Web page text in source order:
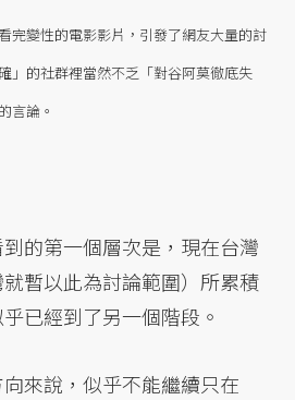
完變性的電影影片，引發了網友大量的討
」的社群裡當然不乏「對谷阿莫徹底失
言論。
的第一個層次是，現在台灣
就暫以此為討論範圍）所累積
已經到了另一個階段。
來說，似乎不能繼續只在